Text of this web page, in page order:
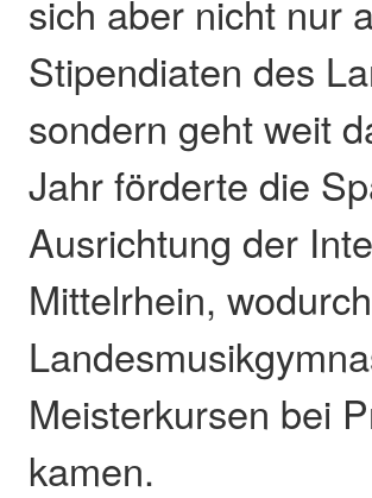
sich aber nicht nur
Stipendiaten des
sondern geht weit
Jahr förderte die
Ausrichtung der
Mittelrhein,
Meisterkursen bei
kamen.